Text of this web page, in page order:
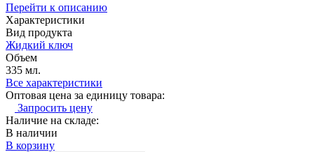
Перейти к описанию
Характеристики
Вид продукта
Жидкий ключ
Объем
335 мл.
Все характеристики
Оптовая цена за единицу товара:
Запросить цену
Наличие на складе:
В наличии
В корзину